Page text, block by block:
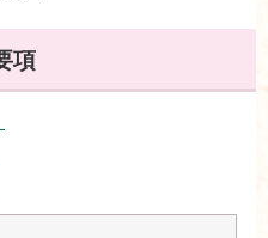
項